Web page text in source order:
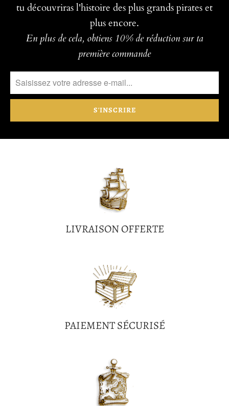
tu découvriras l'histoire des plus grands pirates et
plus encore.
En plus de cela, obtiens 10% de réduction sur ta
première commande
LIVRAISON OFFERTE
PAIEMENT SÉCURISÉ